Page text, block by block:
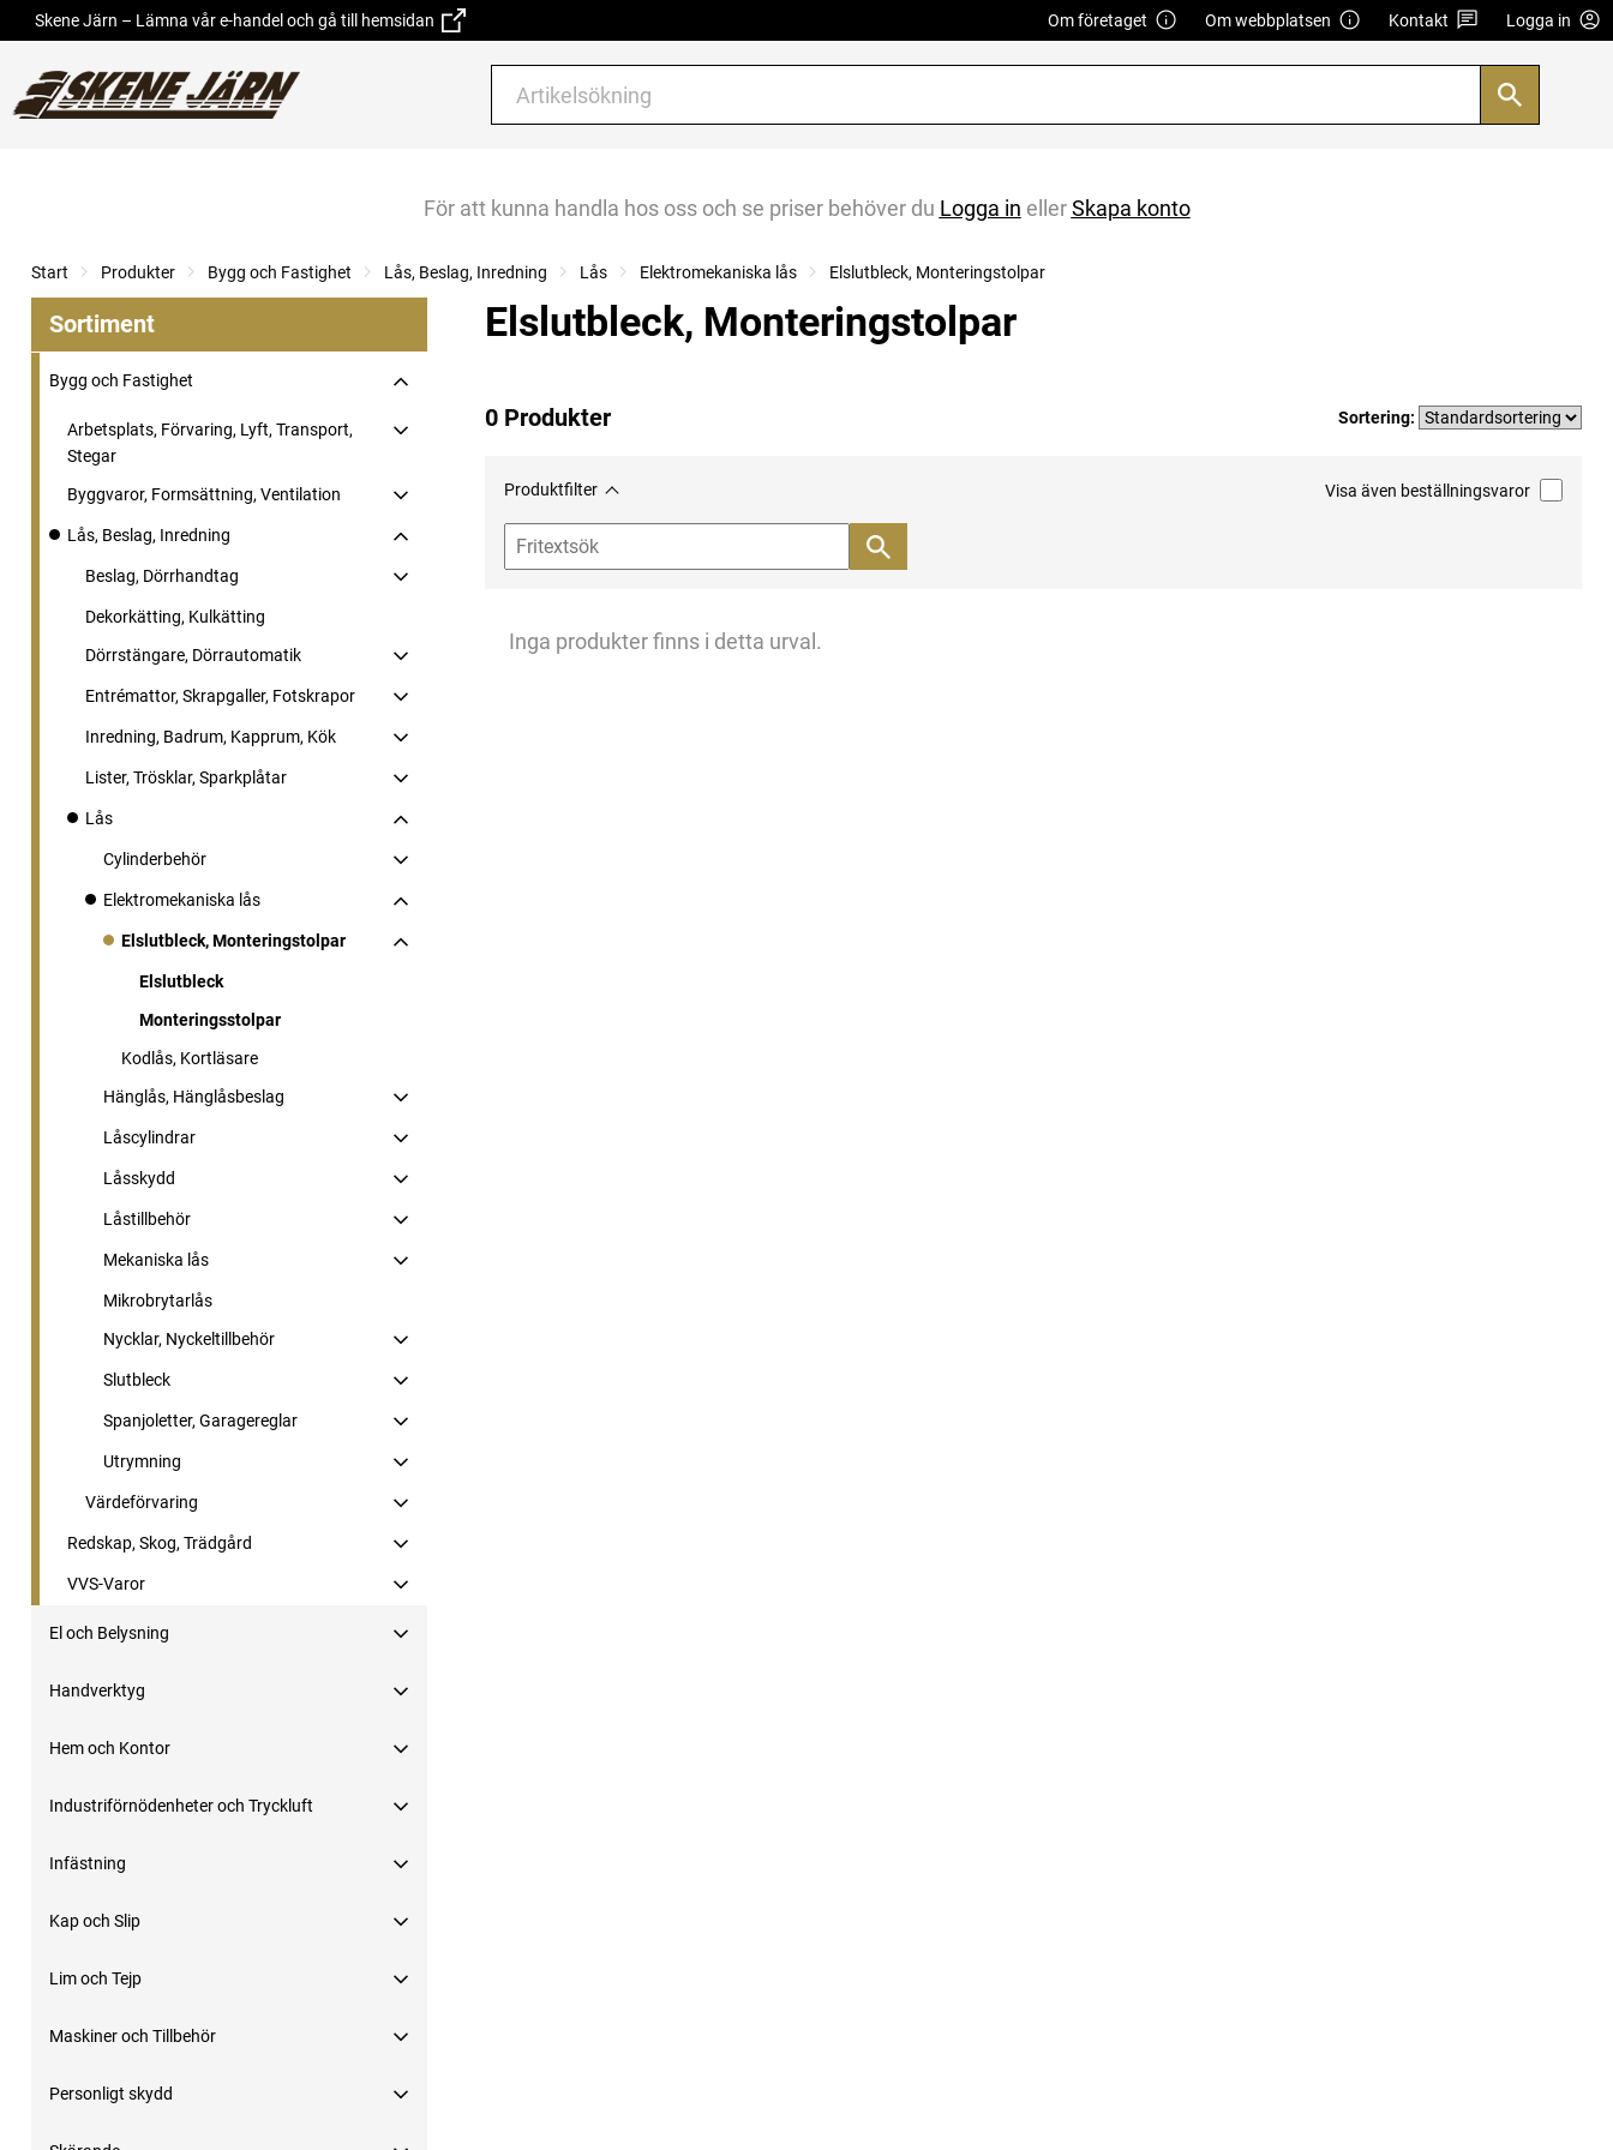
Skene Järn – Lämna vår e-handel och gå till hemsidan Om företaget Om webbplatsen Kontakt Logga in
För att kunna handla hos oss och se priser behöver du Logga in ellerSkapa konto
Start Produkter Bygg och Fastighet Lås, Beslag, Inredning Lås Elektromekaniska lås Elslutbleck, Monteringstolpar
Sortiment
Bygg och Fastighet
Arbetsplats, Förvaring, Lyft, Transport,
Stegar
Byggvaror, Formsättning, Ventilation
Lås, Beslag, Inredning
Beslag, Dörrhandtag
Dekorkätting, Kulkätting
Dörrstängare, Dörrautomatik
Entrémattor, Skrapgaller, Fotskrapor
Inredning, Badrum, Kapprum, Kök
Lister, Trösklar, Sparkplåtar
Lås
Cylinderbehör
Elektromekaniska lås
Elslutbleck, Monteringstolpar
Elslutbleck
Monteringsstolpar
Kodlås, Kortläsare
Hänglås, Hänglåsbeslag
Låscylindrar
Låsskydd
Låstillbehör
Mekaniska lås
Mikrobrytarlås
Nycklar, Nyckeltillbehör
Slutbleck
Spanjoletter, Garagereglar
Utrymning
Värdeförvaring
Redskap, Skog, Trädgård
VVS-Varor
El och Belysning
Handverktyg
Hem och Kontor
Industriförnödenheter och Tryckluft
Infästning
Kap och Slip
Lim och Tejp
Maskiner och Tillbehör
Personligt skydd
Elslutbleck, Monteringstolpar
0 Produkter Sortering:
Produktfilter Visa även beställningsvaror
Inga produkter finns i detta urval.